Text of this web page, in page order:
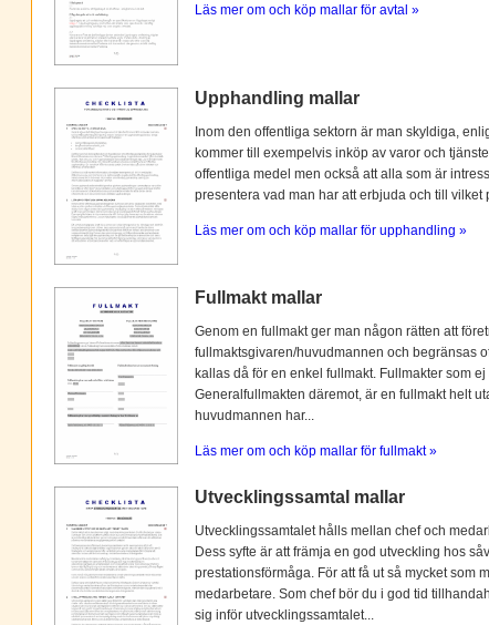
Läs mer om och köp mallar för avtal »
Upphandling mallar
Inom den offentliga sektorn är man skyldiga,
kommer till exempelvis inköp av varor och
offentliga medel men också att alla som är
presentera vad man har att erbjuda och till vilket
Läs mer om och köp mallar för upphandling »
Fullmakt mallar
Genom en fullmakt ger man någon rätten att
fullmaktsgivaren/huvudmannen och begränsas
kallas då för en enkel fullmakt. Fullmakter som
Generalfullmakten däremot, är en fullmakt helt
huvudmannen har...
Läs mer om och köp mallar för fullmakt »
Utvecklingssamtal mallar
Utvecklingssamtalet hålls mellan chef och
Dess syfte är att främja en god utveckling hos
prestationsförmåga. För att få ut så mycket som
medarbetare. Som chef bör du i god tid
sig inför utvecklingssamtalet...